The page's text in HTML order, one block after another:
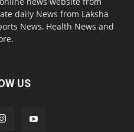
daily News from Laksha
News, Health News and
US